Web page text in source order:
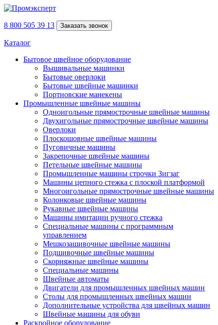
8 800 505 39 13 Заказать звонок
Каталог
Бытовое швейное оборудование
Вышивальные машинки
Бытовые оверлоки
Бытовые швейные машинки
Портновские манекены
Промышленные швейные машины
Одноигольные прямострочные швейные машины
Двухигольные прямострочные швейные машины
Оверлоки
Плоскошовные швейные машины
Пуговичные машины
Закрепочные швейные машины
Петельные швейные машины
Промышленные машины строчки Зигзаг
Машины цепного стежка с плоской платформой
Многоигольные прямострочные швейные машины
Колонковые швейные машины
Рукавные швейные машины
Машины имитации ручного стежка
Специальные машины с программным
управлением
Мешкозашивочные швейные машины
Подшивочные швейные машины
Скорняжные швейные машины
Специальные машины
Швейные автоматы
Двигатели для промышленных швейных машин
Столы для промышленных швейных машин
Дополнительные устройства для швейных машин
Швейные машины для обуви
Раскройное оборудование